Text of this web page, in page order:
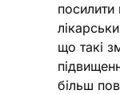
посилити
що такі
більш